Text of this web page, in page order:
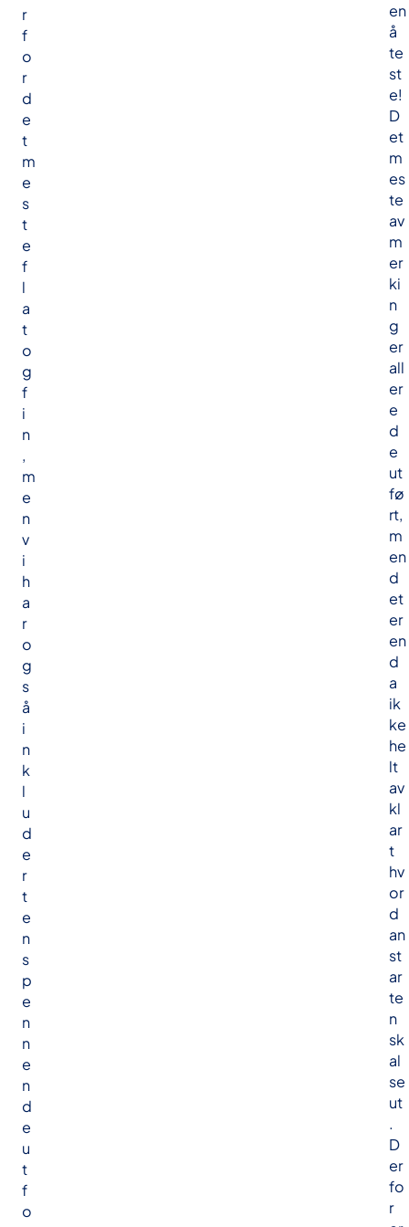
r
f
o
r
d
e
t
m
e
s
t
e
f
l
a
t
o
g
f
i
n
,
m
e
n
v
i
h
a
r
o
g
s
å
i
n
k
l
u
d
e
r
t
e
n
s
p
e
n
n
e
n
d
e
u
t
f
o
en
å
te
st
e!
D
et
m
es
te
av
m
er
ki
n
g
er
all
er
e
d
e
ut
fø
rt,
m
en
d
et
er
en
d
a
ik
ke
he
lt
av
kl
ar
t
hv
or
d
an
st
ar
te
n
sk
al
se
ut
.
D
er
fo
r